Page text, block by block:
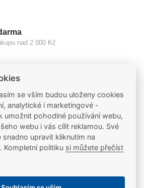
nad 2 000 Kč
s výběrem i montáží
partner
FAB ,Mul-T-Lock aYale
se vším budou uloženy cookies
analytické i marketingové -
umožnit pohodlné používání webu,
webu i vás cílit reklamou. Své
snadno upravit kliknutím na
Kompletní politiku si můžete přečíst